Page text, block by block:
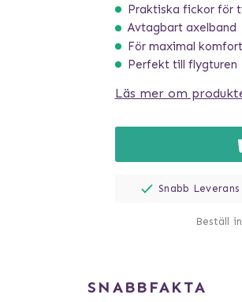
Praktiska fickor för
Avtagbart axelband
För maximal
Perfekt till flygturen
Läs mer om
Snabb Leverans
Beställ
SNABBFAKTA